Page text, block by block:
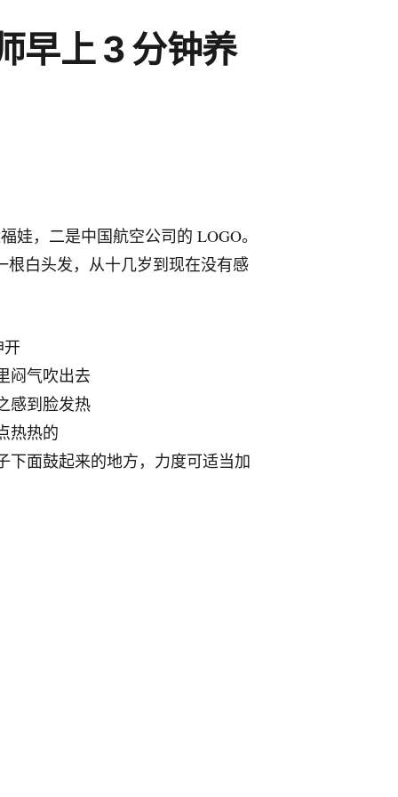
早上 3 分钟养
娃，二是中国航空公司的 LOGO。
根白头发，从十几岁到现在没有感
闷气吹出去
感到脸发热
热热的
下面鼓起来的地方，力度可适当加